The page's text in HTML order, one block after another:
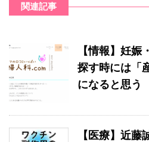
関連記事
【情報】妊娠
探す時には「
になると思う
【医療】近藤